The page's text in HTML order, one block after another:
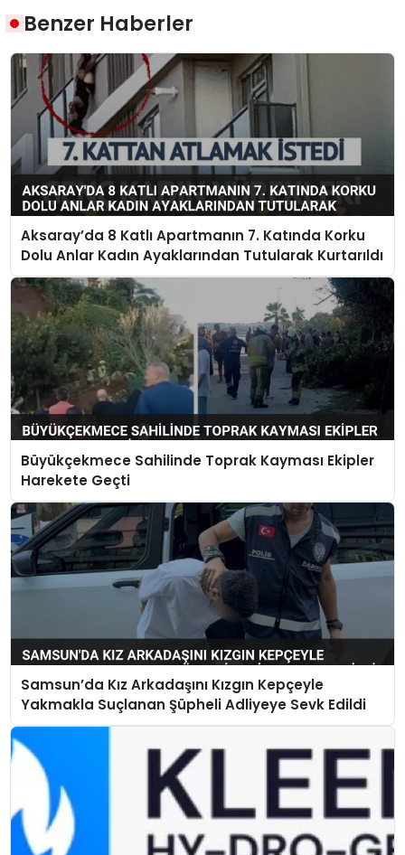
Benzer Haberler
Aksaray’da 8 Katlı Apartmanın 7. Katında Korku
Dolu Anlar Kadın Ayaklarından Tutularak Kurtarıldı
Büyükçekmece Sahilinde Toprak Kayması Ekipler
Harekete Geçti
Samsun’da Kız Arkadaşını Kızgın Kepçeyle
Yakmakla Suçlanan Şüpheli Adliyeye Sevk Edildi